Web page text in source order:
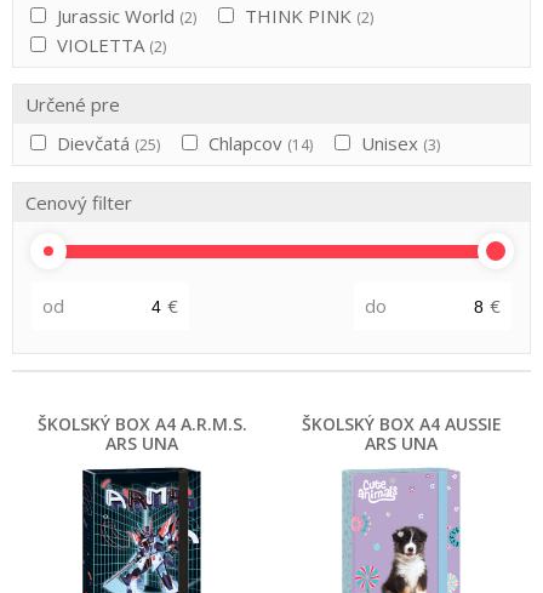
Jurassic World (2) THINK PINK (2)
VIOLETTA (2)
Určené pre
Dievčatá (25) Chlapcov (14) Unisex (3)
Cenový filter
od € do €
ŠKOLSKÝ BOX A4 A.R.M.S.
ARS UNA
ŠKOLSKÝ BOX A4 AUSSIE
ARS UNA